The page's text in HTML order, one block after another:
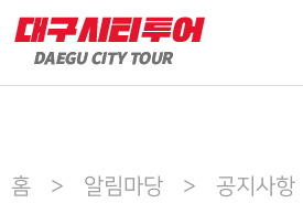
홈 > 알림마당 > 공지사항